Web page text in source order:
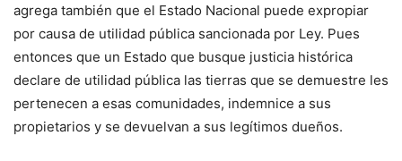
agrega también que el Estado Nacional puede expropiar
por causa de utilidad pública sancionada por Ley. Pues
entonces que un Estado que busque justicia histórica
declare de utilidad pública las tierras que se demuestre les
pertenecen a esas comunidades, indemnice a sus
propietarios y se devuelvan a sus legítimos dueños.